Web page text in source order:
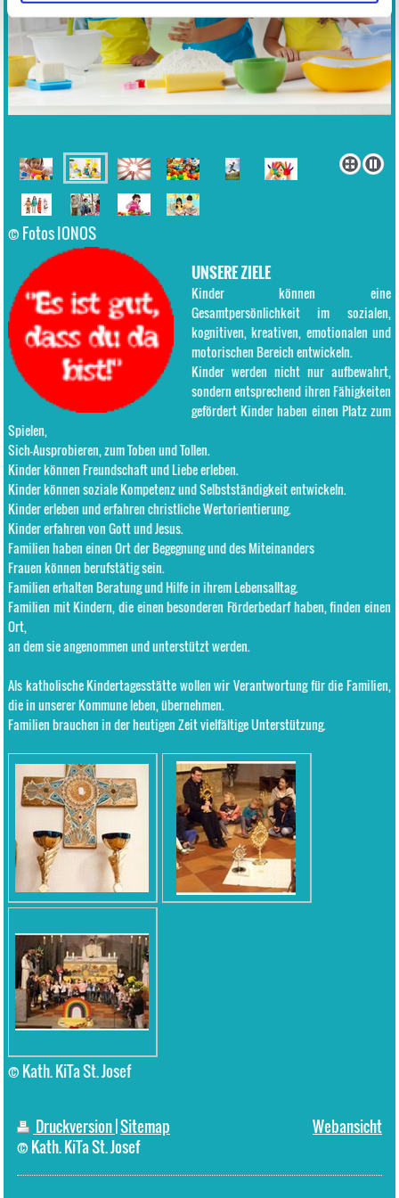
© Fotos IONOS
UNSERE ZIELE
Kinder können eine
Gesamtpersönlichkeit im sozialen,
kognitiven, kreativen, emotionalen und
motorischen Bereich entwickeln.
Kinder werden nicht nur aufbewahrt,
sondern entsprechend ihren Fähigkeiten
gefördert Kinder haben einen Platz zum
Spielen,
Sich-Ausprobieren, zum Toben und Tollen.
Kinder können Freundschaft und Liebe erleben.
Kinder können soziale Kompetenz und Selbstständigkeit entwickeln.
Kinder erleben und erfahren christliche Wertorientierung.
Kinder erfahren von Gott und Jesus.
Familien haben einen Ort der Begegnung und des Miteinanders
Frauen können berufstätig sein.
Familien erhalten Beratung und Hilfe in ihrem Lebensalltag.
Familien mit Kindern, die einen besonderen Förderbedarf haben, finden einen
Ort,
an dem sie angenommen und unterstützt werden.
Als katholische Kindertagesstätte wollen wir Verantwortung für die Familien,
die in unserer Kommune leben, übernehmen.
Familien brauchen in der heutigen Zeit vielfältige Unterstützung.
© Kath. KiTa St. Josef
Druckversion|Sitemap
© Kath. KiTa St. Josef
Webansicht